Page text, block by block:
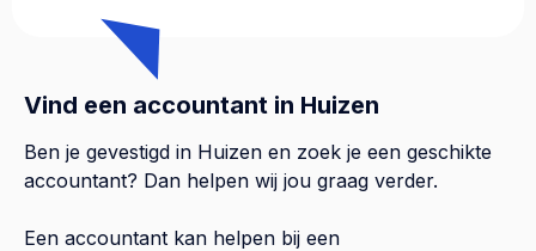
Vind een accountant in Huizen
Ben je gevestigd in Huizen en zoek je een geschikte
accountant? Dan helpen wij jou graag verder.
Een accountant kan helpen bij een